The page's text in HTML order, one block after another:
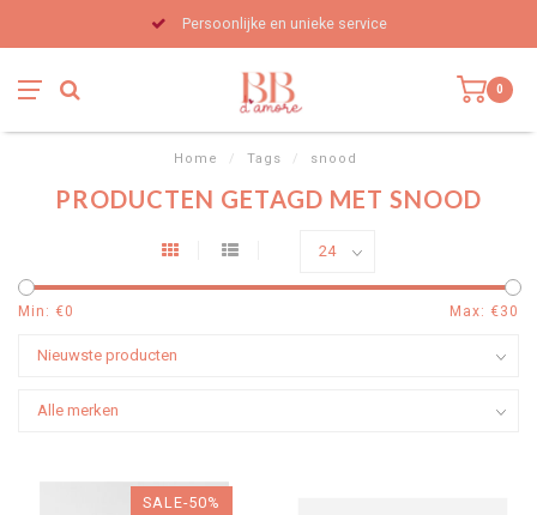
Persoonlijke en unieke service
0
Home / Tags / snood
PRODUCTEN GETAGD MET SNOOD
Min: €0 Max: €30
SALE-50%